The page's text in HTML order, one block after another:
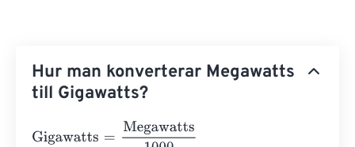
Hur man konverterar Megawatts
till Gigawatts?
Gigawatts = Megawatts1000